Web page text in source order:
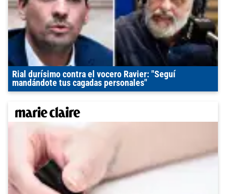
Rial durísimo contra el vocero Ravier: "Seguí
mandándote tus cagadas personales"